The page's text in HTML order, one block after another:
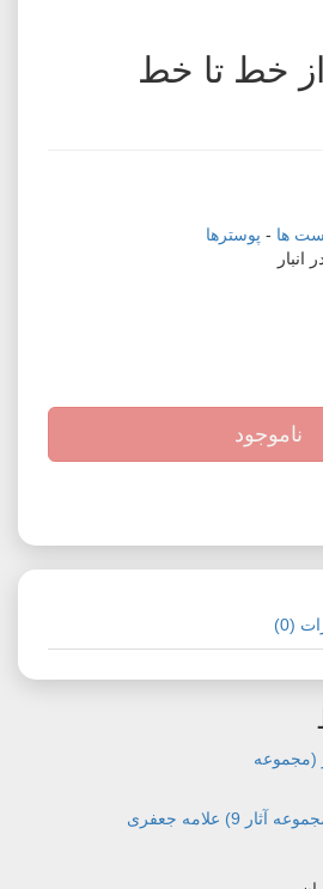
خط تا خط
ها - پوسترها
ناموجود
(0)
علامه جعفری